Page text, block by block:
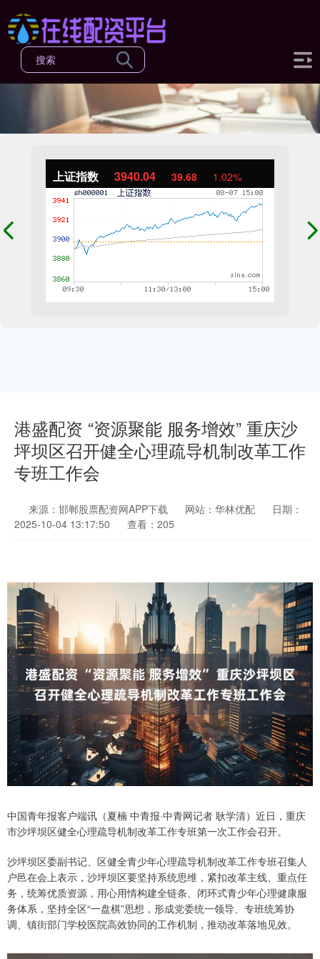
上证指数 3940.04 39.68 1.02%
港盛配资 “资源聚能 服务增效” 重庆沙
坪坝区召开健全心理疏导机制改革工作
专班工作会
来源：邯郸股票配资网APP下载 网站：华林优配
日期：
2025-10-04 13:17:50
查看：205
中国青年报客户端讯（夏楠 中青报·中青网记者 耿学清）近日，重庆
市沙坪坝区健全心理疏导机制改革工作专班第一次工作会召开。
沙坪坝区委副书记、区健全青少年心理疏导机制改革工作专班召集人
户邑在会上表示，沙坪坝区要坚持系统思维，紧扣改革主线、重点任
务，统筹优质资源，用心用情构建全链条、闭环式青少年心理健康服
务体系，坚持全区“一盘棋”思想，形成党委统一领导、专班统筹协
调、镇街部门学校医院高效协同的工作机制，推动改革落地见效。